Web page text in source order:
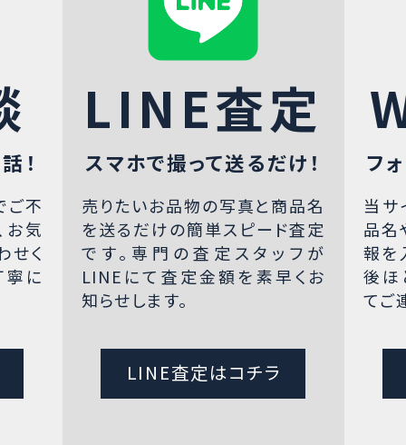
！
ご不
お気
せく
寧に
LINE査定
スマホで撮って送るだけ！
売りたいお品物の写真と商品名
を送るだけの簡単スピード査定
です。専門の査定スタッフが
LINEにて査定金額を素早くお
知らせします。
LINE査定はコチラ
フ
当サ
品名
報を
後ほ
てご